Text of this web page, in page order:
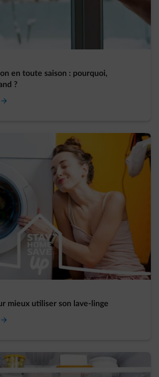
en toute saison : pourquoi,
?
mieux utiliser son lave-linge